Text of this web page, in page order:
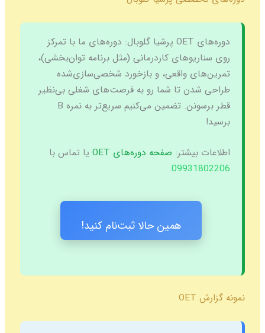
دوره‌های OET پرشیا گلوبال:
دوره‌های ما با تمرکز
روی سناریوهای کاردرمانی (مثل برنامه توان‌بخشی)،
تمرین‌های واقعی، و بازخورد شخصی‌سازی‌شده
طراحی شدن تا شما رو به فرصت‌های شغلی بی‌نظیر
قطر برسونن. تضمین می‌کنیم سریع‌تر به نمره B
برسید!
اطلاعات بیشتر: صفحه دوره‌های OET
یا تماس با
09931802206
.
همین حالا ثبت‌نام کنید!
نمونه گزارش OET